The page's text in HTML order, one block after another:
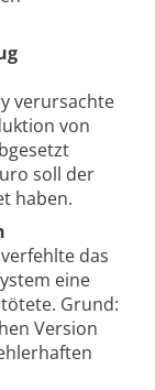
verursachte
von
soll der
haben.
das
eine
tötete. Grund:
Version